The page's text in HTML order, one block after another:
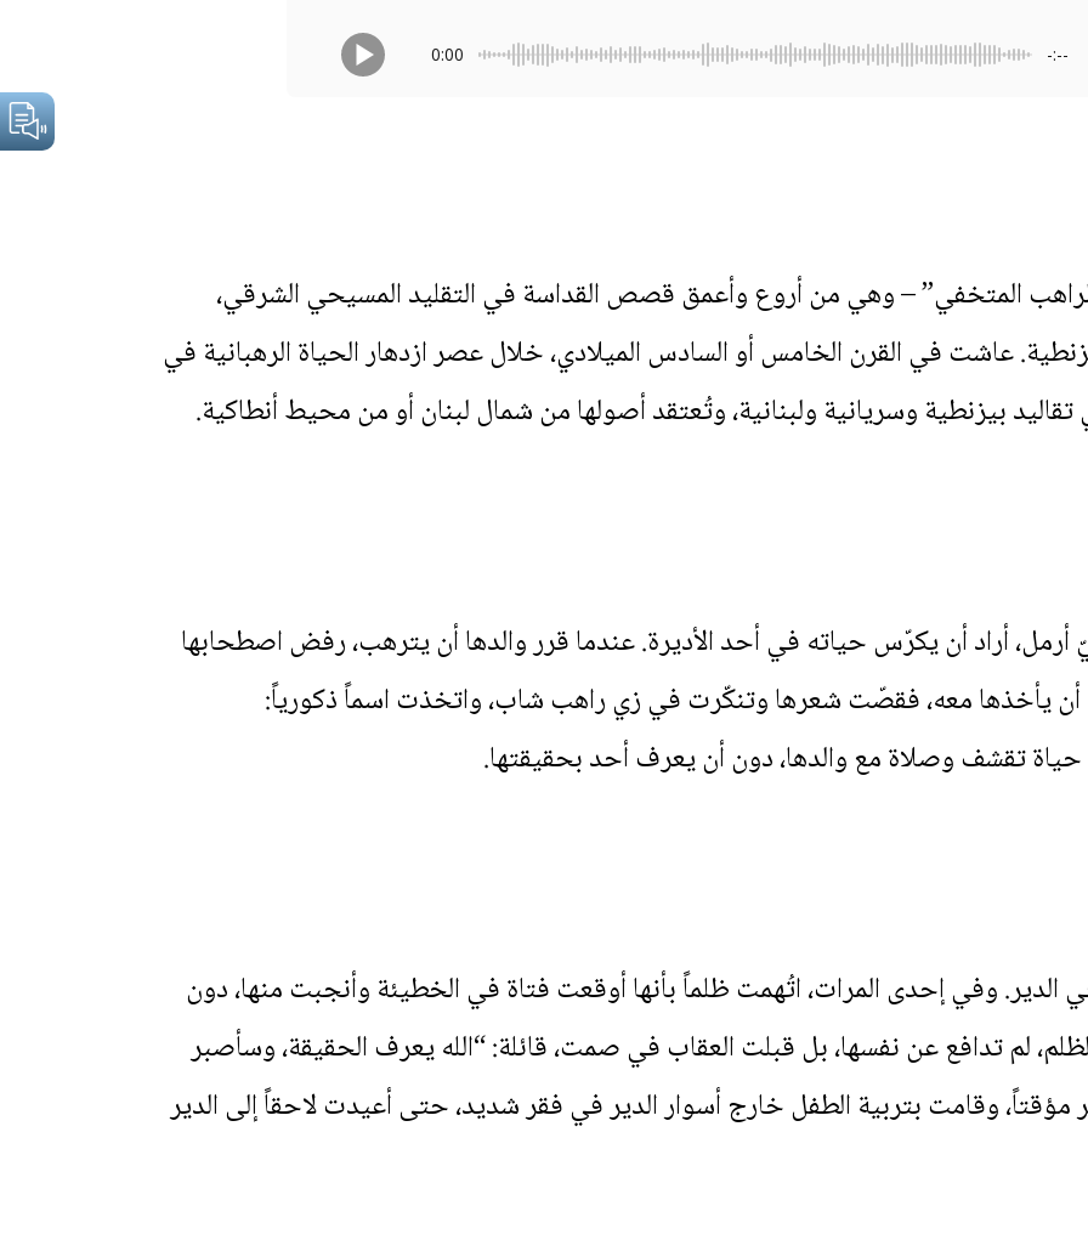
0:00 -:--
المتخفي” – وهي من أروع وأعمق قصص القداسة في التقليد المسيحي الشرقي،
عاشت في القرن الخامس أو السادس الميلادي، خلال عصر ازدهار الحياة الرهبانية في
بيزنطية وسريانية ولبنانية، وتُعتقد أصولها من شمال لبنان أو من محيط أنطاكية.
أرمل، أراد أن يكرّس حياته في أحد الأديرة. عندما قرر والدها أن يترهب، رفض اصطحابها
أن يأخذها معه، فقصّت شعرها وتنكّرت في زي راهب شاب، واتخذت اسماً ذكورياً:
تقشف وصلاة مع والدها، دون أن يعرف أحد بحقيقتها.
الدير. وفي إحدى المرات، اتُهمت ظلماً بأنها أوقعت فتاة في الخطيئة وأنجبت منها، دون
لم تدافع عن نفسها، بل قبلت العقاب في صمت، قائلة: “الله يعرف الحقيقة، وسأصبر
وقامت بتربية الطفل خارج أسوار الدير في فقر شديد، حتى أعيدت لاحقاً إلى الدير